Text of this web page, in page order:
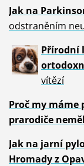
Jak na
odstraněním
Přírodní
vítězí
Proč my máme
prarodiče
Jak na jarní
Hromady z